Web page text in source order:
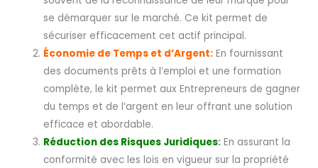
se démarquer sur le marché. Ce kit permet de
sécuriser efficacement cet actif principal.
Économie de Temps et d’Argent: En fournissant
des documents prêts à l’emploi et une formation
complète, le kit permet aux Entrepreneurs de gagner
du temps et de l’argent en leur offrant une solution
efficace et abordable.
Réduction des Risques Juridiques: En assurant la
conformité avec les lois en vigueur sur la propriété